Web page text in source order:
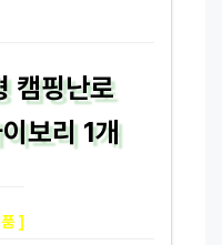
캠핑난로
보리 1개
]